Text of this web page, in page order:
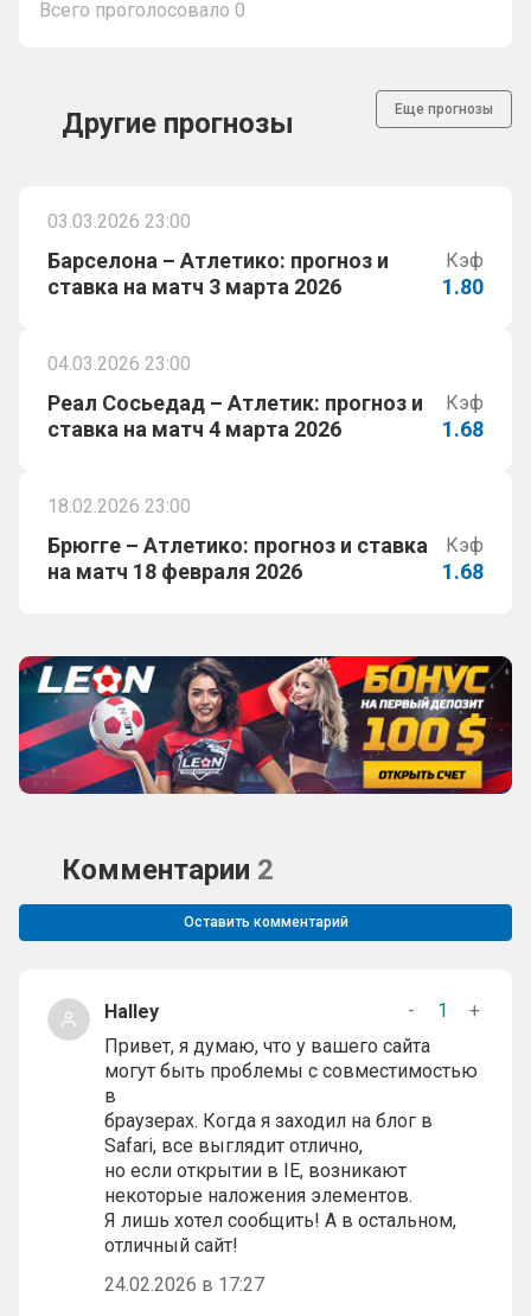
Всего проголосовало 0
Другие прогнозы Еще прогнозы
03.03.2026 23:00
Барселона – Атлетико: прогноз и
ставка на матч 3 марта 2026
Кэф
1.80
04.03.2026 23:00
Реал Сосьедад – Атлетик: прогноз и
ставка на матч 4 марта 2026
Кэф
1.68
18.02.2026 23:00
Брюгге – Атлетико: прогноз и ставка
на матч 18 февраля 2026
Кэф
1.68
Комментарии 2
Оставить комментарий
Halley - 1
+
Привет, я думаю, что у вашего сайта
могут быть проблемы с совместимостью
в
браузерах. Когда я заходил на блог в
Safari, все выглядит отлично,
но если открытии в IE, возникают
некоторые наложения элементов.
Я лишь хотел сообщить! А в остальном,
отличный сайт!
24.02.2026 в 17:27